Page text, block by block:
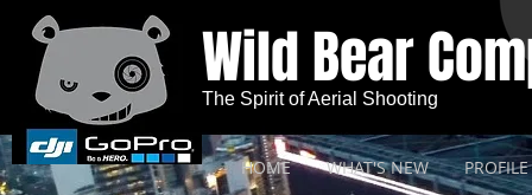
HOME WHAT'S NEW PROFILE
Wild Bear
The Spirit of Aerial Shooting